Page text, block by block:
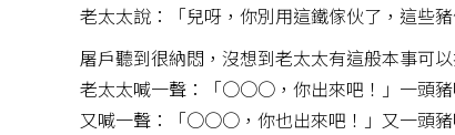
老太太說：「兒呀，你別用這鐵傢伙了，這些
屠戶聽到很納悶，沒想到老太太有這般本事可
老太太喊一聲：「○○○，你出來吧！」一頭豬
又喊一聲：「○○○，你也出來吧！」又一頭豬